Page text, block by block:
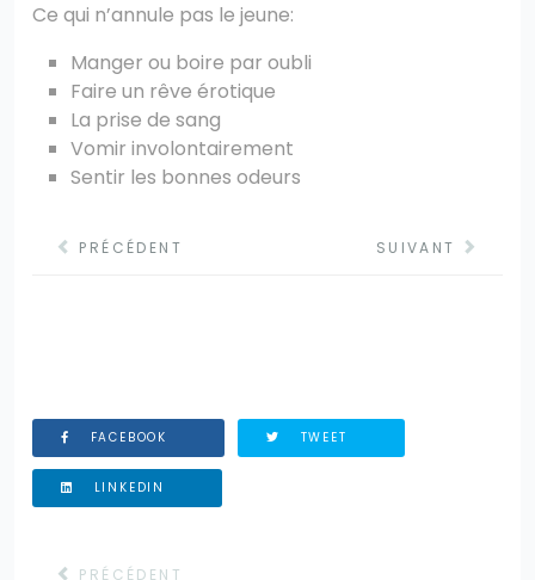
Ce qui n’annule pas le jeune:
Manger ou boire par oubli
Faire un rêve érotique
La prise de sang
Vomir involontairement
Sentir les bonnes odeurs
PRÉCÉDENT SUIVANT
FACEBOOK TWEET
LINKEDIN
ARTICLE PRÉCÉDENT : APPEL À LA PAIX
PRÉCÉDENT